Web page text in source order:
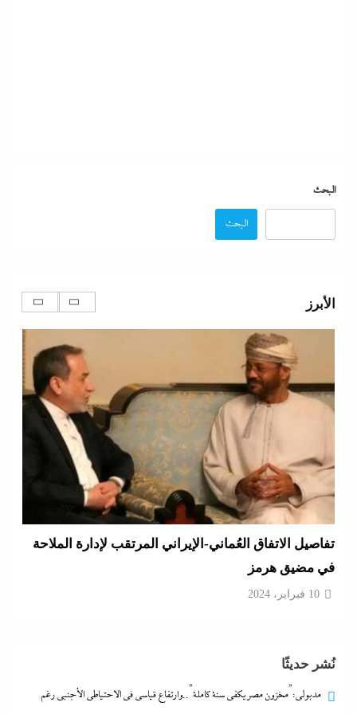
البحث
البحث
الأبرز
10 فبراير، 2024
تفاصيل الاتفاق العُماني-الإيراني المرتقب لإدارة الملاحة
في مضيق هرمز
10 فبراير، 2024
نُشر حديثًا
مدبولي:”مخزون مصر يكفي سنة كاملة”..وارتفاع قياسي في الاحتياطي الأجنبي رغم